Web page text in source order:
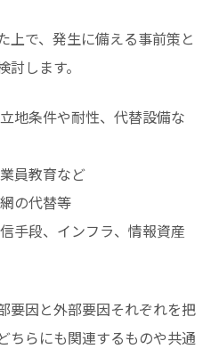
上で、発生に備える事前策と
します。
地条件や耐性、代替設備な
員教育など
の代替等
手段、インフラ、情報資産
要因と外部要因それぞれを把
ちらにも関連するものや共通